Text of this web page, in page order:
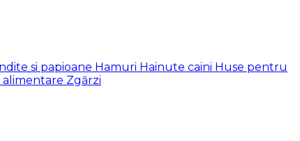
si papioane Hamuri Hainute caini Huse pentru
Zgărzi